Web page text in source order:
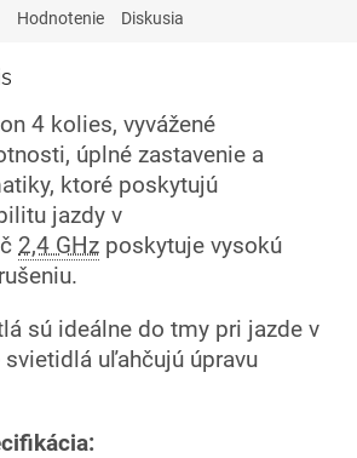
Hodnotenie Diskusia
4 kolies, vyvážené
úplné zastavenie a
ktoré poskytujú
jazdy v
2,4 GHz poskytuje vysokú
sú ideálne do tmy pri jazde v
svietidlá uľahčujú úpravu